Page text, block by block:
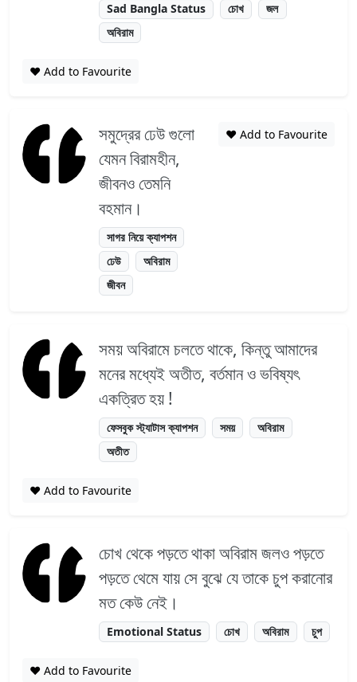
Sad Bangla Status চোখ
জল
অবিরাম
❤️ Add to Favourite
সমুদ্রের ঢেউ গুলো
যেমন বিরামহীন,
জীবনও তেমনি
বহমান।
সাগর নিয়ে ক্যাপশন
ঢেউ
অবিরাম
জীবন
❤️ Add to Favourite
সময় অবিরামে চলতে থাকে, কিন্তু আমাদের
মনের মধ্যেই অতীত, বর্তমান ও ভবিষ্যৎ
একত্রিত হয় !
ফেসবুক স্ট্যাটাস ক্যাপশন সময়
অবিরাম
অতীত
❤️ Add to Favourite
চোখ থেকে পড়তে থাকা অবিরাম জলও পড়তে
পড়তে থেমে যায় সে বুঝে যে তাকে চুপ করানোর
মত কেউ নেই।
Emotional Status চোখ অবিরাম চুপ
❤️ Add to Favourite